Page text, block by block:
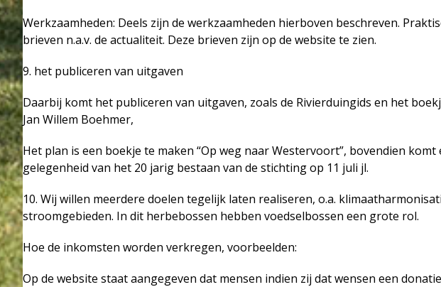
Werkzaamheden: Deels zijn de werkzaamheden hierboven beschreven.
brieven n.a.v. de actualiteit. Deze brieven zijn op de website te zien.
9. het publiceren van uitgaven
Daarbij komt het publiceren van uitgaven, zoals de Rivierduingids en het
Jan Willem Boehmer,
Het plan is een boekje te maken “Op weg naar Westervoort”, bovendien
gelegenheid van het 20 jarig bestaan van de stichting op 11 juli jl.
10. Wij willen meerdere doelen tegelijk laten realiseren, o.a.
stroomgebieden. In dit herbebossen hebben voedselbossen een grote rol.
Hoe de inkomsten worden verkregen, voorbeelden:
Op de website staat aangegeven dat mensen indien zij dat wensen een